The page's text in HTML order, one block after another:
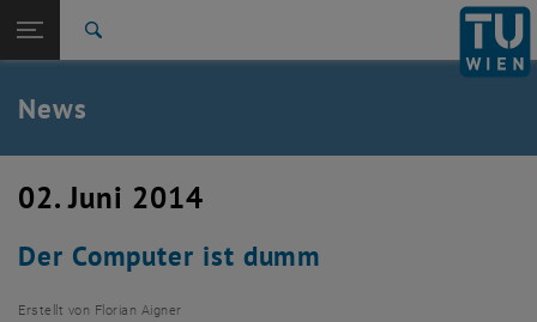
TU Login
Quicklinks
Quicklinks-Menü umschalten
Studium
Zurück: Subseiten von Aktuelles auflisten
Zurück zur letzten Ebene:
Aktuelles
News
News
02. Juni 2014
Der Computer ist dumm
Erstellt von Florian Aigner